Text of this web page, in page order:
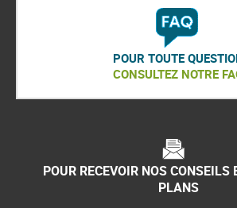
POUR TOUTE
CONSULTEZ NOTRE
POUR RECEVOIR NOS CONSEILS
PLANS